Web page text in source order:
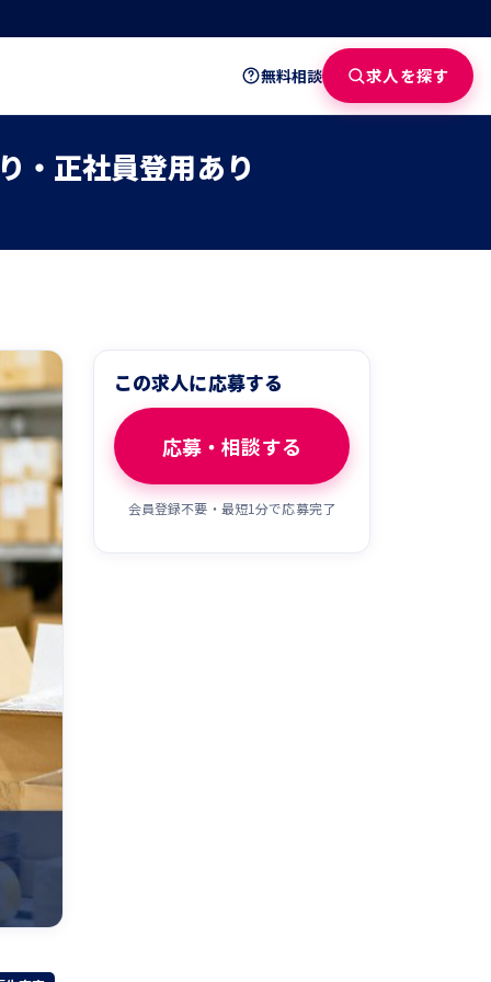
無料相談 求人を探す
・正社員登用あり
この求人に応募する
応募・相談する
会員登録不要・最短1分で応募完了